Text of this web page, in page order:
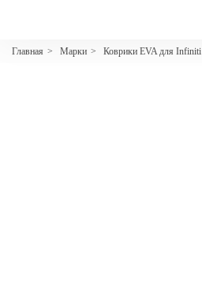
Главная > Марки > Коврики EVA для Infiniti
2200